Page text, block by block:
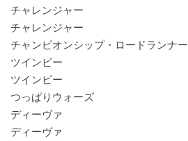
チャレンジャー
チャレンジャー
チャンピオンシップ・ロードランナー
ツインビー
ツインビー
つっぱりウォーズ
ディーヴァ
ディーヴァ